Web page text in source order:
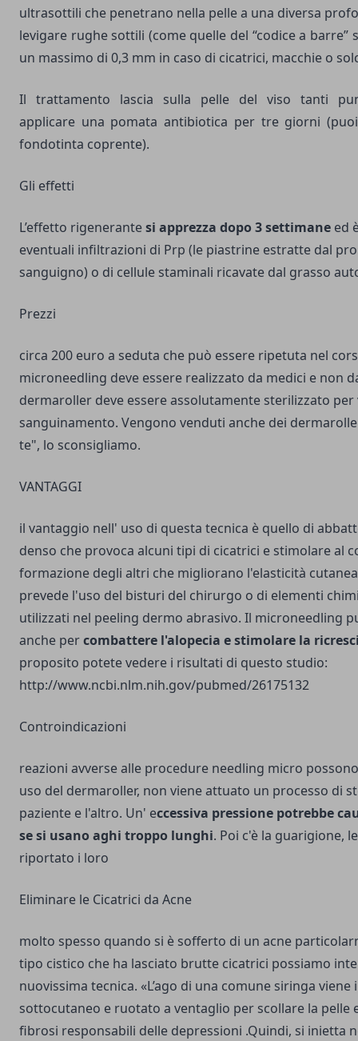
ultrasottili che penetrano nella pelle a una diversa
levigare rughe sottili (come quelle del “codice a barre”
un massimo di 0,3 mm in caso di cicatrici, macchie o
Il trattamento lascia sulla pelle del viso tanti
applicare una pomata antibiotica per tre giorni
fondotinta coprente).
Gli effetti
L’effetto rigenerantesi apprezza dopo 3 settimane ed
eventuali infiltrazioni di Prp (le piastrine estratte dal
sanguigno) o di cellule staminali ricavate dal grasso
Prezzi
circa 200 euro a seduta che può essere ripetuta nel
microneedling deve essere realizzato da medici e non
dermaroller deve essere assolutamente sterilizzato per
sanguinamento. Vengono venduti anche dei
te", lo sconsigliamo.
VANTAGGI
il vantaggio nell' uso di questa tecnica è quello di
denso che provoca alcuni tipi di cicatrici e stimolare al
formazione degli altri che migliorano l'elasticità
prevede l'uso del bisturi del chirurgo o di elementi
utilizzati nel peeling dermo abrasivo. Il microneedling
anche percombattere l'alopecia e stimolare la
proposito potete vedere i risultati di questo studio:
http://www.ncbi.nlm.nih.gov/pubmed/26175132
Controindicazioni
reazioni avverse alle procedure needling micro
uso del dermaroller, non viene attuato un processo di
paziente e l'altro. Un' eccessiva pressione potrebbe
se si usano aghi troppo lunghi. Poi c'è la guarigione,
riportato i loro
Eliminare le Cicatrici da Acne
molto spesso quando si è sofferto di un acne
tipo cistico che ha lasciato brutte cicatrici possiamo
nuovissima tecnica. «L’ago di una comune siringa
sottocutaneo e ruotato a ventaglio per scollare la pelle
fibrosi responsabili delle depressioni .Quindi, si inietta